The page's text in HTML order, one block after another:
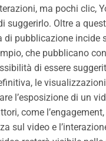
ma pochi clic,
suggerirlo. Oltre a
di pubblicazione incide
che pubblicano
di essere
le
l’esposizione di un
come
sul video e